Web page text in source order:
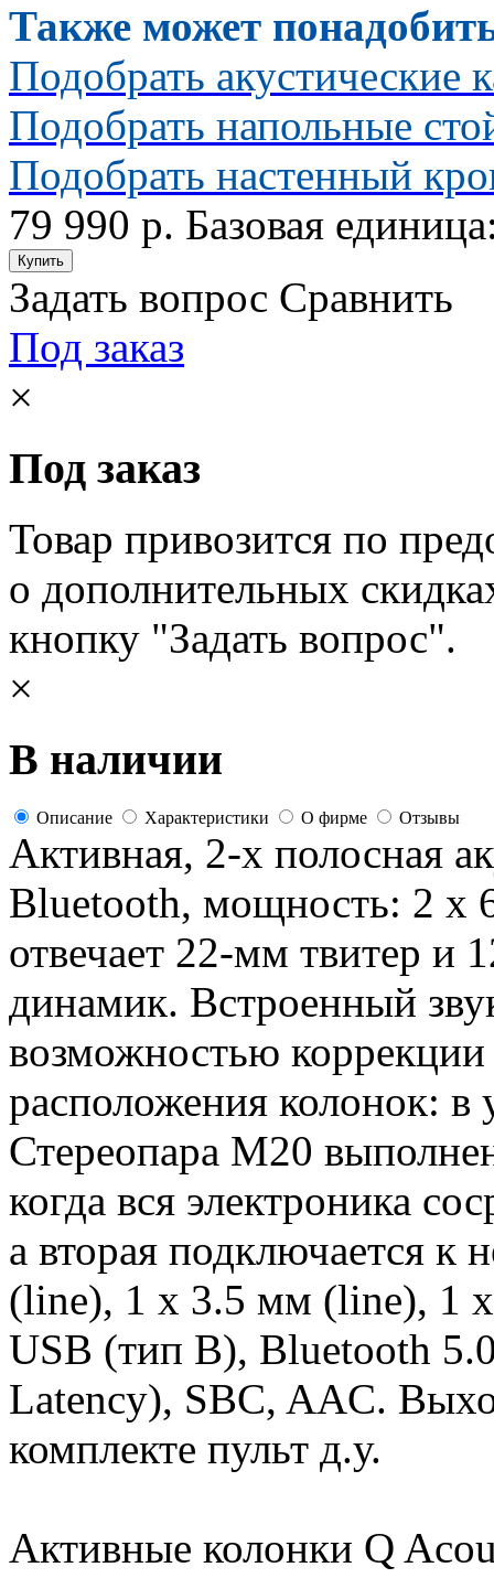
Также может
Подобрать акустические
Подобрать напольные
Подобрать настенный
79 990 р. Базовая
Задать вопрос Сравнить
Под заказ
×
Под заказ
Товар привозится по
о дополнительных
кнопку "Задать вопрос".
×
В наличии
Описание Характеристики О фирме Отзывы
Активная, 2-х полосная
Bluetooth, мощность: 2 x
отвечает 22-мм твитер и
динамик. Встроенный
возможностью коррекции
расположения колонок: в
Стереопара M20
когда вся электроника
а вторая подключается
(line), 1 х 3.5 мм (line), 1
USB (тип В), Bluetooth
Latency), SBC, AAC.
комплекте пульт д.у.
Активные колонки Q